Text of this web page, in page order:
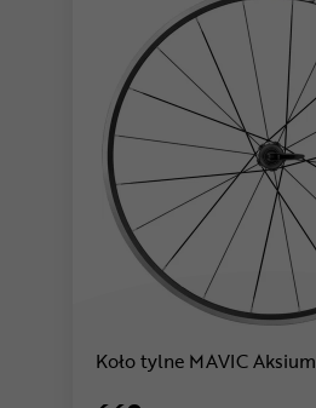
Koło tylne MAVIC Aksium